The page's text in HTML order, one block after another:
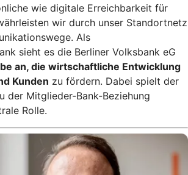
wie digitale Erreichbarkeit für
wir durch unser Standortnetz
Als
sieht es die Berliner Volksbank eG
an, die wirtschaftliche Entwicklung
Kunden zu fördern. Dabei spielt der
der Mitglieder-Bank-Beziehung
Rolle.